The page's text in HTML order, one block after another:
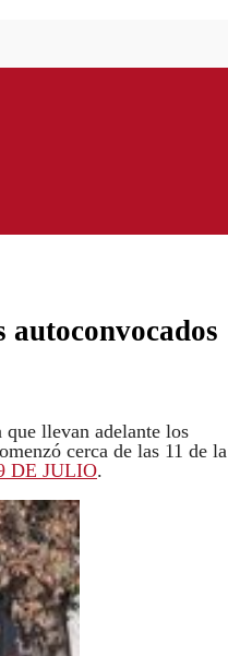
autoconvocados
llevan adelante los
cerca de las 11 de la
DE JULIO.